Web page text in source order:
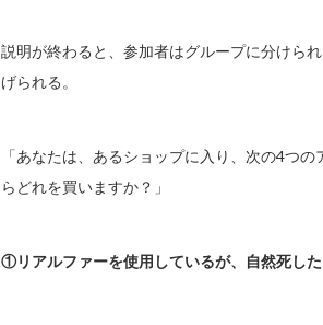
説明が終わると、参加者はグループに分けら
げられる。
「あなたは、あるショップに入り、次の4つ
らどれを買いますか？」
①リアルファーを使用しているが、自然死した